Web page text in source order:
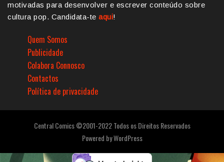
motivadas para desenvolver e escrever conteúdo sobre
cultura pop. Candidata-te aqui!
Quem Somos
Publicidade
Colabora Connosco
Contactos
Política de privacidade
Central Comics ©2001-2022 Todos os Direitos Reservados
Powered byWordPress